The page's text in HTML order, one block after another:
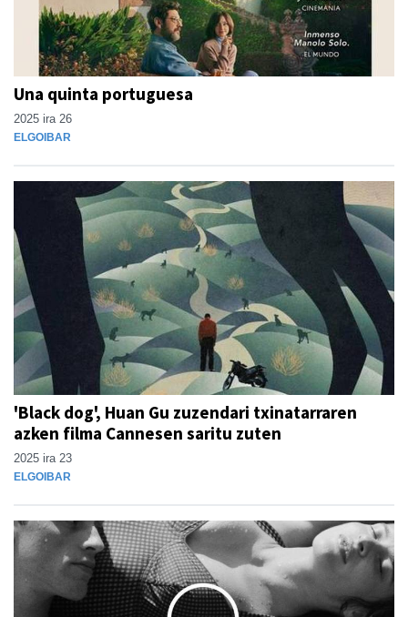
Una quinta portuguesa
2025 ira 26
ELGOIBAR
'Black dog', Huan Gu zuzendari txinatarraren
azken filma Cannesen saritu zuten
2025 ira 23
ELGOIBAR